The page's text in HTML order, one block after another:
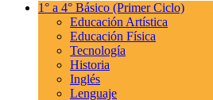
1° a 4° Básico (Primer Ciclo)
Educación Artística
Educación Física
Tecnología
Historia
Inglés
Lenguaje